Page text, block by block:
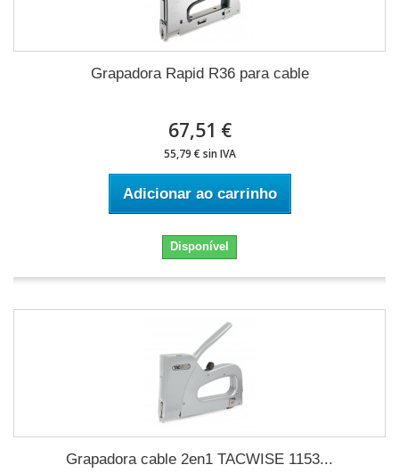
Grapadora Rapid R36 para cable
67,51 €
55,79 € sin IVA
Adicionar ao carrinho
Disponível
Grapadora cable 2en1 TACWISE 1153...